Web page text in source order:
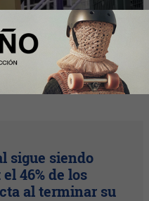
sigue siendo
46% de los
al terminar su